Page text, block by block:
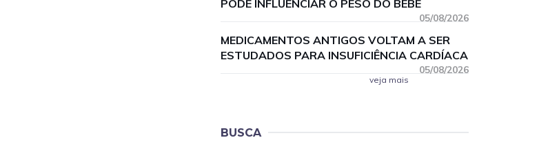
PODE INFLUENCIAR O PESO DO BEBÊ
05/08/2026
MEDICAMENTOS ANTIGOS VOLTAM A SER
ESTUDADOS PARA INSUFICIÊNCIA CARDÍACA
05/08/2026
veja mais
BUSCA